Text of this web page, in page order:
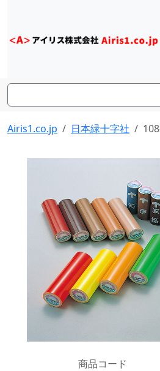
Airis1.co.jp 日本緑十字社
商品コード